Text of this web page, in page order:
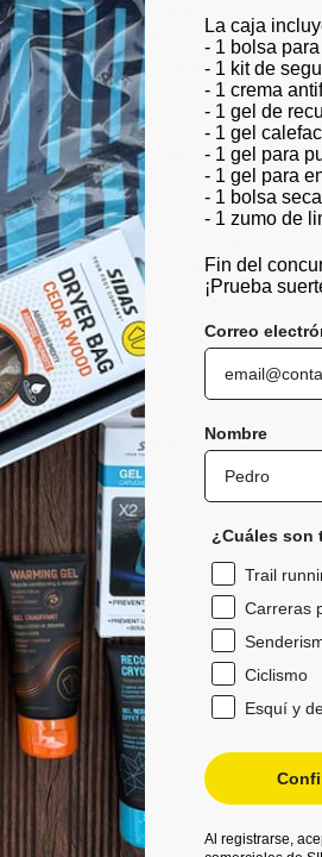
por senderos. La
tecnología In & Out (
sin
fibras Polygiene y la
malla
del tobillo, el
y los
óptima.
mientras que la amplia
óptima, incluso de
comodidad.
y estabilidad.
calcetín y la suela.
duradera.
La caja
- 1 bolsa
- 1 kit de
- 1 crema
- 1 gel de
- 1 gel
- 1 gel para
- 1 gel para
- 1 bolsa
- 1 zumo de
Fin del
¡Prueba
Correo
Nombre
¿Cuáles son
Trail
Carreras
Ciclismo
Esquí y
Al registrarse,